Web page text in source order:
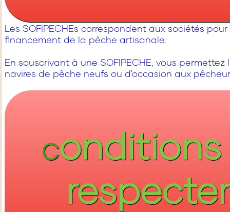
Les SOFIPECHEs correspondent aux sociétés pour
financement de la pêche artisanale.
En souscrivant à une SOFIPECHE, vous
navires de pêche neufs ou d'occasion aux
Conditions
respecter